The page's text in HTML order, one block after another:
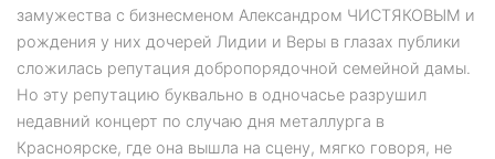
замужества с бизнесменом Александром ЧИСТЯКОВЫМ и
рождения у них дочерей Лидии и Веры в глазах публики
сложилась репутация добропорядочной семейной дамы.
Но эту репутацию буквально в одночасье разрушил
недавний концерт по случаю дня металлурга в
Красноярске, где она вышла на сцену, мягко говоря, не